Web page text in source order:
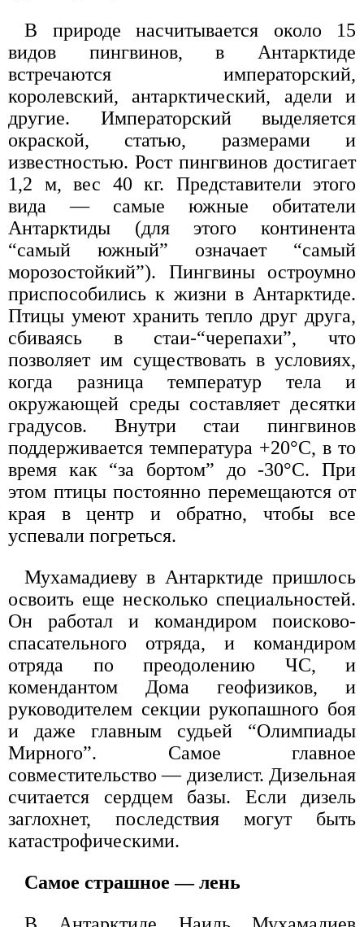
В природе насчитывается около 15
видов пингвинов, в Антарктиде
встречаются императорский,
королевский, антарктический, адели и
другие. Императорский выделяется
окраской, статью, размерами и
известностью. Рост пингвинов достигает
1,2 м, вес 40 кг. Представители этого
вида — самые южные обитатели
Антарктиды (для этого континента
“самый южный” означает “самый
морозостойкий”). Пингвины остроумно
приспособились к жизни в Антарктиде.
Птицы умеют хранить тепло друг друга,
сбиваясь в стаи-“черепахи”, что
позволяет им существовать в условиях,
когда разница температур тела и
окружающей среды составляет десятки
градусов. Внутри стаи пингвинов
поддерживается температура +20°С, в то
время как “за бортом” до -30°С. При
этом птицы постоянно перемещаются от
края в центр и обратно, чтобы все
успевали погреться.
Мухамадиеву в Антарктиде пришлось
освоить еще несколько специальностей.
Он работал и командиром поисково-
спасательного отряда, и командиром
отряда по преодолению ЧС, и
комендантом Дома геофизиков, и
руководителем секции рукопашного боя
и даже главным судьей “Олимпиады
Мирного”. Самое главное
совместительство — дизелист. Дизельная
считается сердцем базы. Если дизель
заглохнет, последствия могут быть
катастрофическими.
Самое страшное — лень